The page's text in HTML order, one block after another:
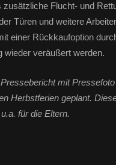
zusätzliche Flucht- und
Türen und weitere
einer Rückkaufoption
wieder veräußert werden.
mit
Herbstferien geplant.
für die Eltern.